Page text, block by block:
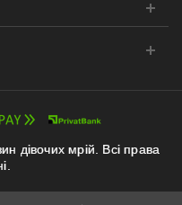
дівочих мрій. Всі права